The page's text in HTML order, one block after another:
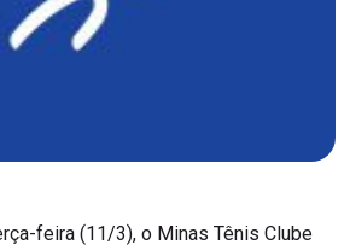
feira (11/3), o Minas Tênis Clube